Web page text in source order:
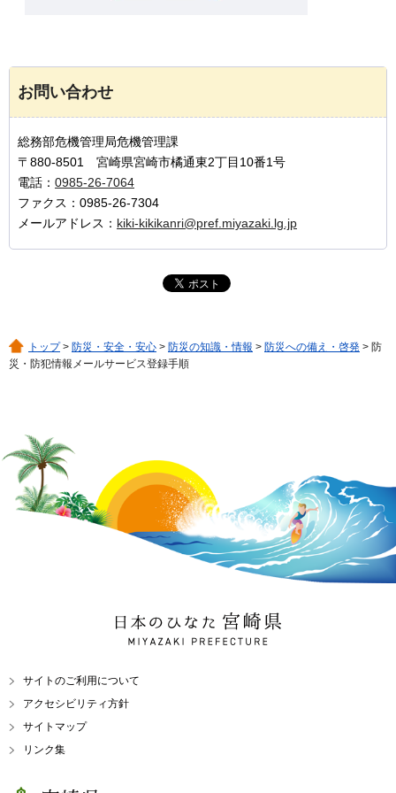
お問い合わせ
総務部危機管理局危機管理課
〒880-8501 宮崎県宮崎市橘通東2丁目10番1号
電話： 0985-26-7064
ファクス：0985-26-7304
メールアドレス： kiki-kikikanri@pref.miyazaki.lg.jp
トップ> 防災・安全・安心 > 防災の知識・情報 > 防災への備え・啓発 > 防
災・防犯情報メールサービス登録手順
日本のひなた 宮崎県
MIYAZAKI PREFECTURE
サイトのご利用について
アクセシビリティ方針
サイトマップ
リンク集